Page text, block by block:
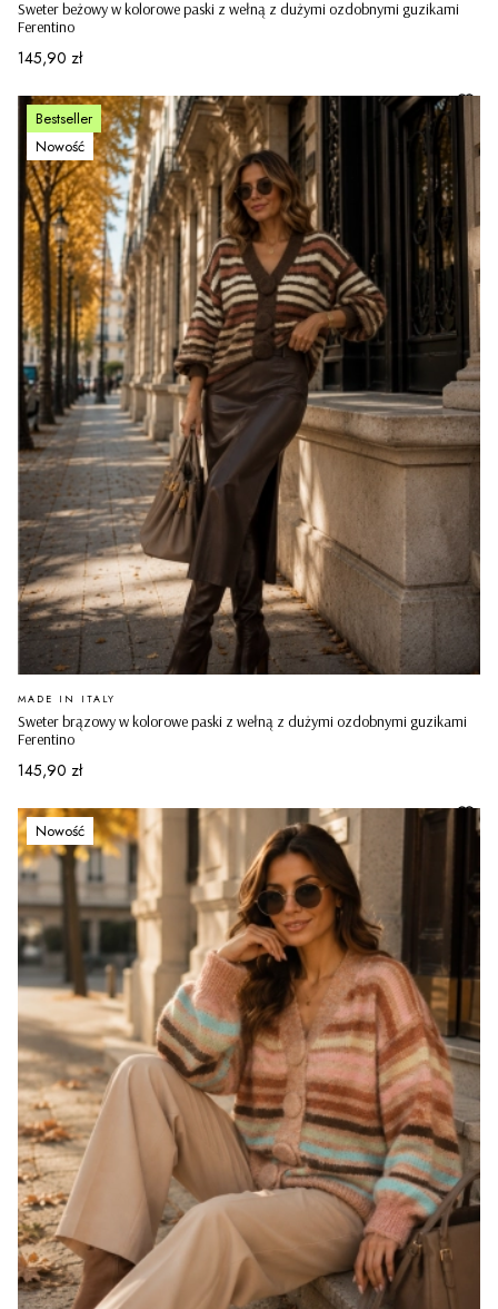
Sweter beżowy w kolorowe paski z wełną z dużymi ozdobnymi guzikami
Ferentino
Cena
145,90 zł
Bestseller
Nowość
Sweter brązowy w kolorowe paski z wełną z dużymi ozdobnymi guzikami
Ferentino
PRODUCENT
MADE IN ITALY
Cena
145,90 zł
Nowość